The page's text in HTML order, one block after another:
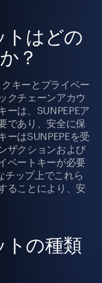
トはどの
？
キーとプライベー
クチェーンアカウ
ーは、SUNPEPEア
であり、安全に保
ーはSUNPEPEを受
ザクションおよび
ベートキーが必要
チップ上でこれら
ることにより、安
トの種類